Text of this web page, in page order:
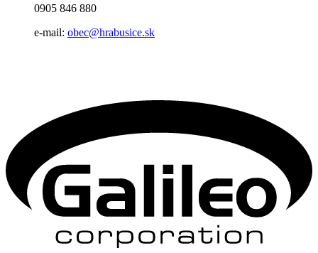
0905 846 880
e-mail: obec@hrabusice.sk